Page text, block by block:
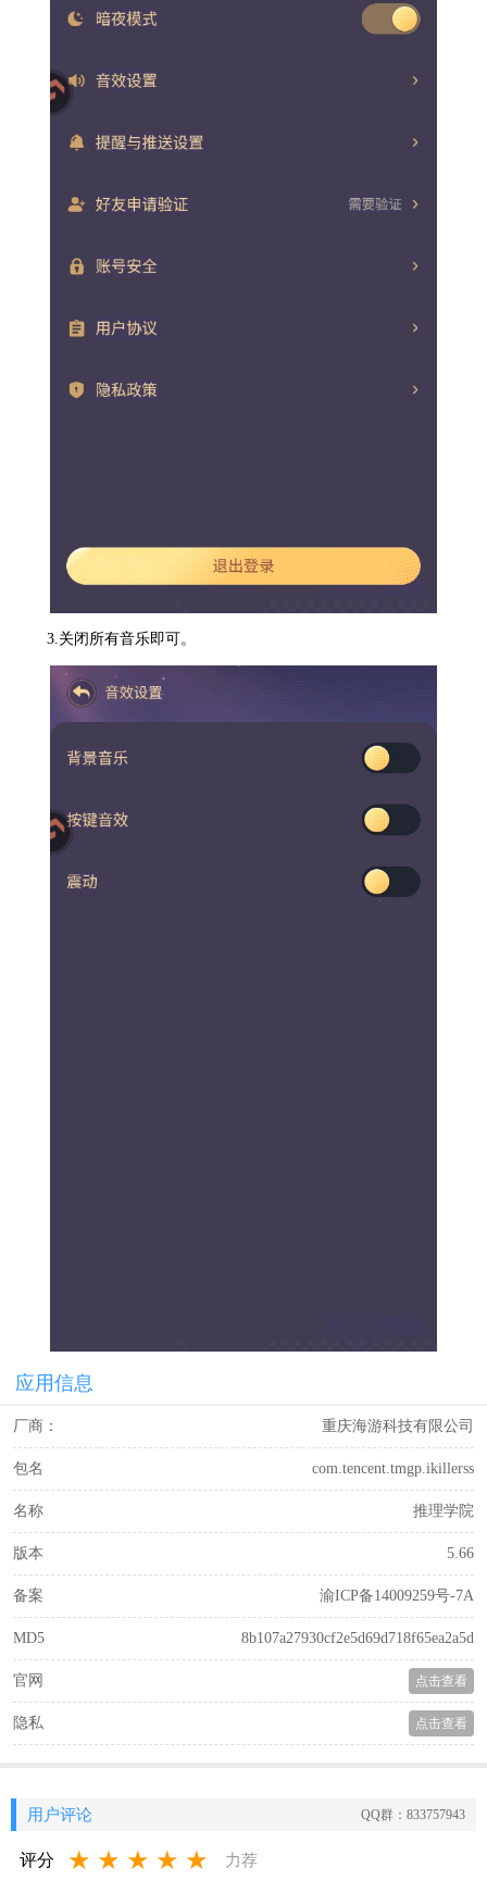
3.关闭所有音乐即可。
应用信息
厂商： 重庆海游科技有限公司
包名 com.tencent.tmgp.ikillerss
名称 推理学院
版本 5.66
备案 渝ICP备14009259号-7A
MD5 8b107a27930cf2e5d69d718f65ea2a5d
官网 点击查看
隐私 点击查看
用户评论 QQ群：833757943
评分 ★ ★ ★ ★ ★ 力荐